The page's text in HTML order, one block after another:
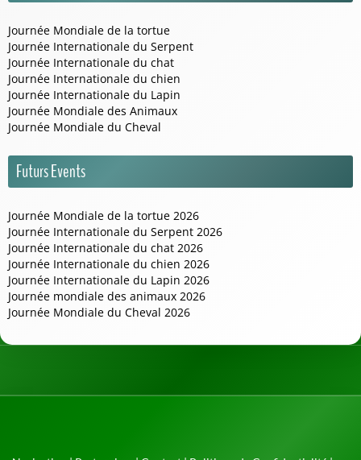
Journée Mondiale de la tortue
Journée Internationale du Serpent
Journée Internationale du chat
Journée Internationale du chien
Journée Internationale du Lapin
Journée Mondiale des Animaux
Journée Mondiale du Cheval
Futurs Events
Journée Mondiale de la tortue 2026
Journée Internationale du Serpent 2026
Journée Internationale du chat 2026
Journée Internationale du chien 2026
Journée Internationale du Lapin 2026
Journée mondiale des animaux 2026
Journée Mondiale du Cheval 2026